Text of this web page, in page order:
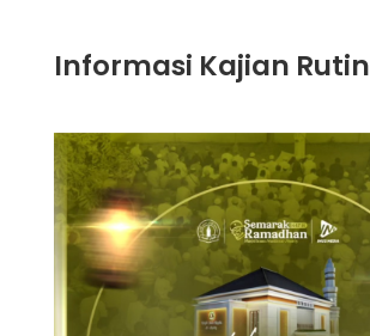
Informasi Kajian Rutin